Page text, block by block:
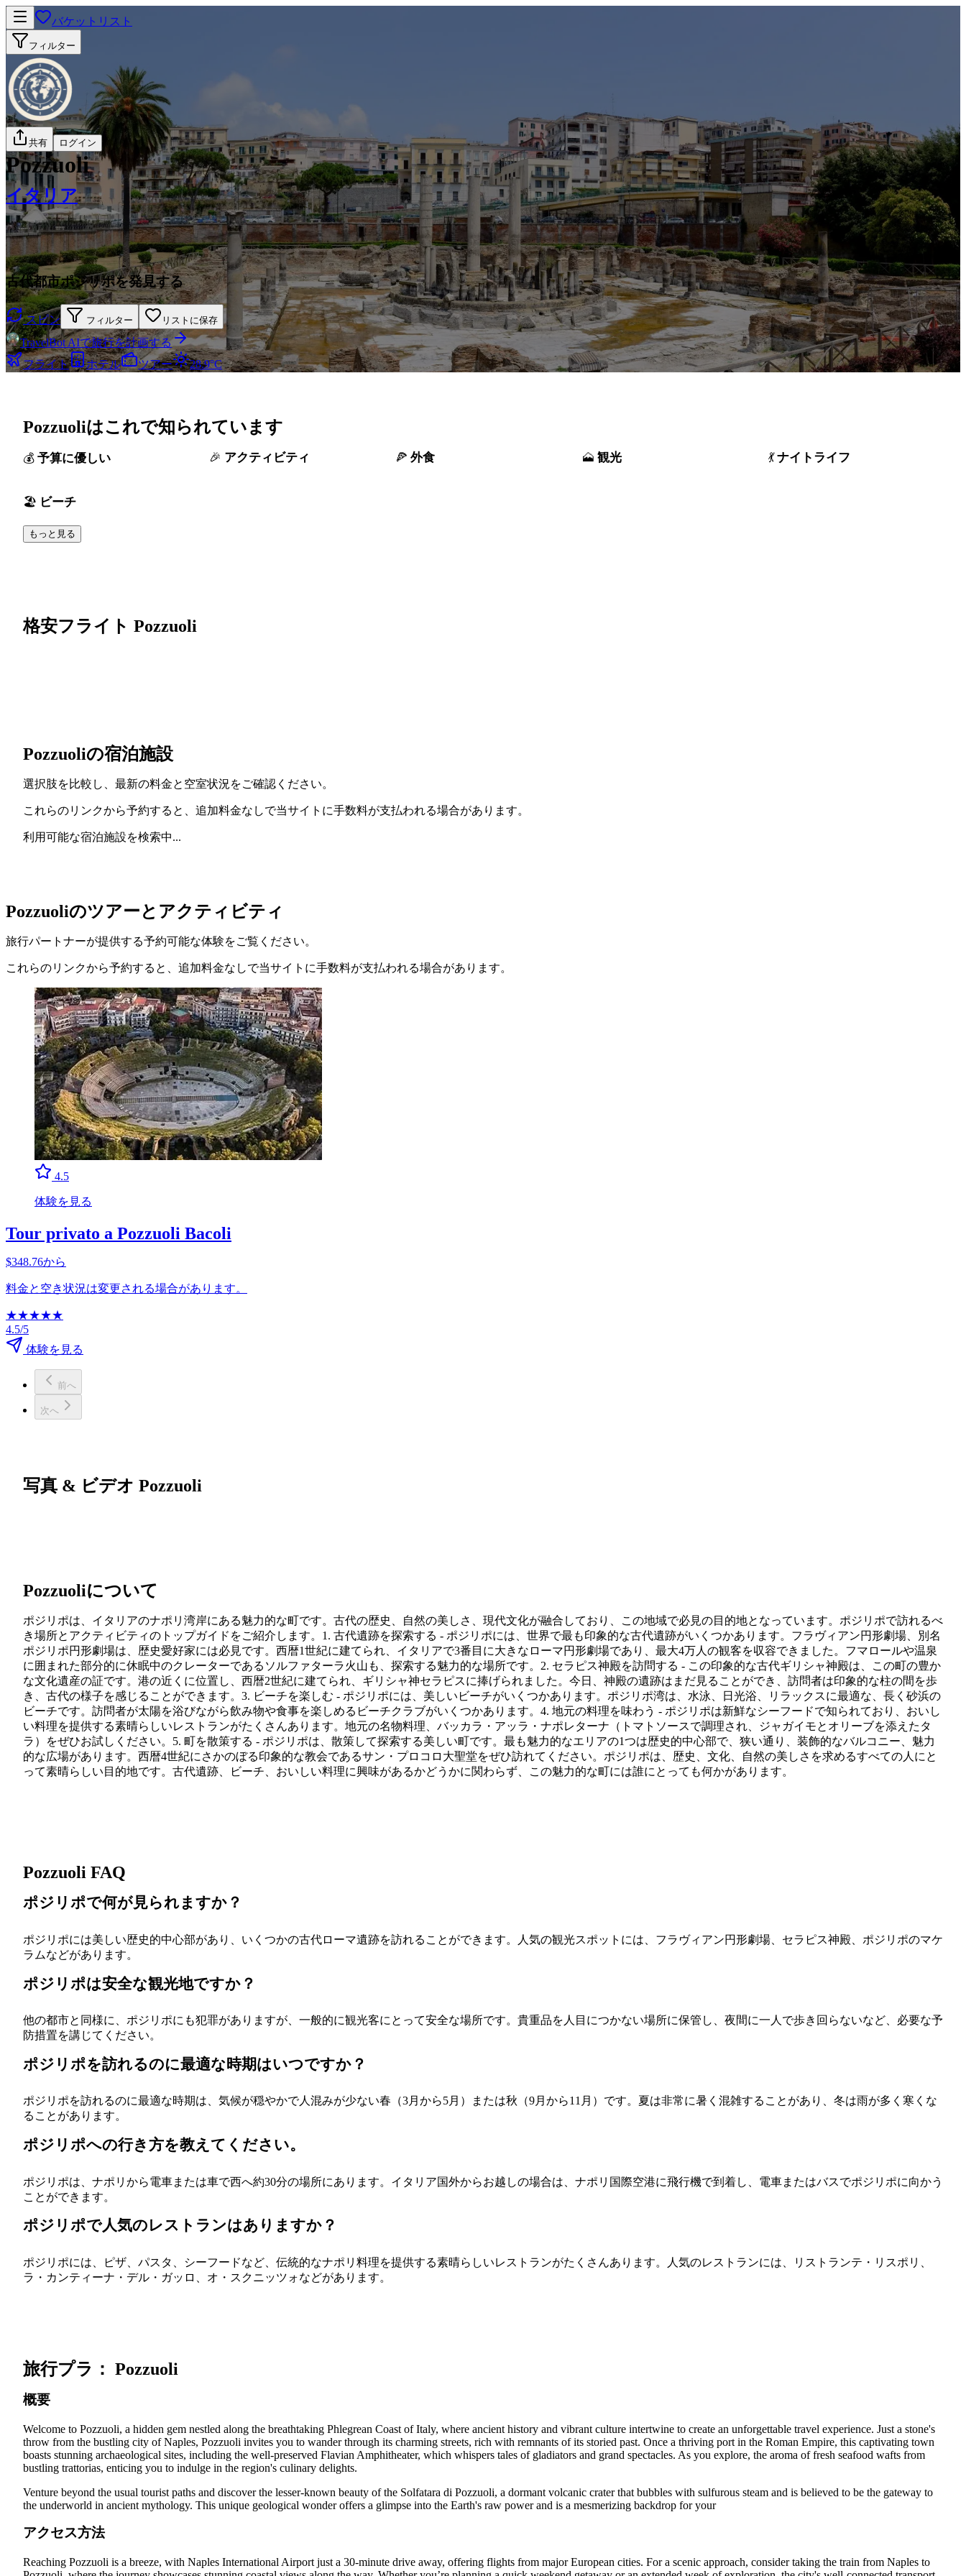
バケットリスト
フィルター
共有 ログイン
Pozzuoli
イタリア
古代都市ポジリポを発見する
スピン フィルター リストに保存
TravelBot AIで旅行を計画する
フライト
ホテル ツアー 28.9°C
Pozzuoliはこれで知られています
予算に優しい アクティビティ 外食 観光 ナイトライフ
ビーチ
もっと見る
格安フライト Pozzuoli
Pozzuoliの宿泊施設
選択肢を比較し、最新の料金と空室状況をご確認ください。
これらのリンクから予約すると、追加料金なしで当サイトに手数料が支払われる場合があります。
利用可能な宿泊施設を検索中...
Pozzuoliのツアーとアクティビティ
旅行パートナーが提供する予約可能な体験をご覧ください。
これらのリンクから予約すると、追加料金なしで当サイトに手数料が支払われる場合があります。
4.5
体験を見る
Tour privato a Pozzuoli Bacoli
$348.76から
料金と空き状況は変更される場合があります。
★★★★★
4.5/5
体験を見る
前へ
次へ
写真 & ビデオ Pozzuoli
Pozzuoliについて
ポジリポは、イタリアのナポリ湾岸にある魅力的な町です。古代の歴史、自然の美しさ、現代文化が融合しており、この地域で必見の目的地となっています。ポジリポで訪れるべ
き場所とアクティビティのトップガイドをご紹介します。1. 古代遺跡を探索する - ポジリポには、世界で最も印象的な古代遺跡がいくつかあります。フラヴィアン円形劇場、別名
ポジリポ円形劇場は、歴史愛好家には必見です。西暦1世紀に建てられ、イタリアで3番目に大きなローマ円形劇場であり、最大4万人の観客を収容できました。フマロールや温泉
に囲まれた部分的に休眠中のクレーターであるソルファターラ火山も、探索する魅力的な場所です。2. セラピス神殿を訪問する - この印象的な古代ギリシャ神殿は、この町の豊か
な文化遺産の証です。港の近くに位置し、西暦2世紀に建てられ、ギリシャ神セラピスに捧げられました。今日、神殿の遺跡はまだ見ることができ、訪問者は印象的な柱の間を歩
き、古代の様子を感じることができます。3. ビーチを楽しむ - ポジリポには、美しいビーチがいくつかあります。ポジリポ湾は、水泳、日光浴、リラックスに最適な、長く砂浜の
ビーチです。訪問者が太陽を浴びながら飲み物や食事を楽しめるビーチクラブがいくつかあります。4. 地元の料理を味わう - ポジリポは新鮮なシーフードで知られており、おいし
い料理を提供する素晴らしいレストランがたくさんあります。地元の名物料理、バッカラ・アッラ・ナポレターナ（トマトソースで調理され、ジャガイモとオリーブを添えたタ
ラ）をぜひお試しください。5. 町を散策する - ポジリポは、散策して探索する美しい町です。最も魅力的なエリアの1つは歴史的中心部で、狭い通り、装飾的なバルコニー、魅力
的な広場があります。西暦4世紀にさかのぼる印象的な教会であるサン・プロコロ大聖堂をぜひ訪れてください。ポジリポは、歴史、文化、自然の美しさを求めるすべての人にと
って素晴らしい目的地です。古代遺跡、ビーチ、おいしい料理に興味があるかどうかに関わらず、この魅力的な町には誰にとっても何かがあります。
Pozzuoli FAQ
ポジリポで何が見られますか？
ポジリポには美しい歴史的中心部があり、いくつかの古代ローマ遺跡を訪れることができます。人気の観光スポットには、フラヴィアン円形劇場、セラピス神殿、ポジリポのマケ
ラムなどがあります。
ポジリポは安全な観光地ですか？
他の都市と同様に、ポジリポにも犯罪がありますが、一般的に観光客にとって安全な場所です。貴重品を人目につかない場所に保管し、夜間に一人で歩き回らないなど、必要な予
防措置を講じてください。
ポジリポを訪れるのに最適な時期はいつですか？
ポジリポを訪れるのに最適な時期は、気候が穏やかで人混みが少ない春（3月から5月）または秋（9月から11月）です。夏は非常に暑く混雑することがあり、冬は雨が多く寒くな
ることがあります。
ポジリポへの行き方を教えてください。
ポジリポは、ナポリから電車または車で西へ約30分の場所にあります。イタリア国外からお越しの場合は、ナポリ国際空港に飛行機で到着し、電車またはバスでポジリポに向かう
ことができます。
ポジリポで人気のレストランはありますか？
ポジリポには、ピザ、パスタ、シーフードなど、伝統的なナポリ料理を提供する素晴らしいレストランがたくさんあります。人気のレストランには、リストランテ・リスポリ、
ラ・カンティーナ・デル・ガッロ、オ・スクニッツォなどがあります。
旅行プラ： Pozzuoli
概要
Welcome to Pozzuoli, a hidden gem nestled along the breathtaking Phlegrean Coast of Italy, where ancient history and vibrant culture intertwine to create an unforgettable travel experience. Just a stone's
throw from the bustling city of Naples, Pozzuoli invites you to wander through its charming streets, rich with remnants of its storied past. Once a thriving port in the Roman Empire, this captivating town
boasts stunning archaeological sites, including the well-preserved Flavian Amphitheater, which whispers tales of gladiators and grand spectacles. As you explore, the aroma of fresh seafood wafts from
bustling trattorias, enticing you to indulge in the region's culinary delights.
Venture beyond the usual tourist paths and discover the lesser-known beauty of the Solfatara di Pozzuoli, a dormant volcanic crater that bubbles with sulfurous steam and is believed to be the gateway to
the underworld in ancient mythology. This unique geological wonder offers a glimpse into the Earth's raw power and is a mesmerizing backdrop for your
アクセス方法
Reaching Pozzuoli is a breeze, with Naples International Airport just a 30-minute drive away, offering flights from major European cities. For a scenic approach, consider taking the train from Naples to